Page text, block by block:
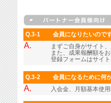
Q.3-1 会員になりたいので
A.
まずご自身がサイト
また、成果報酬額を
登録フォームはサイ
Q.3-2 会員になるために何
A. 入会金、月額基本使